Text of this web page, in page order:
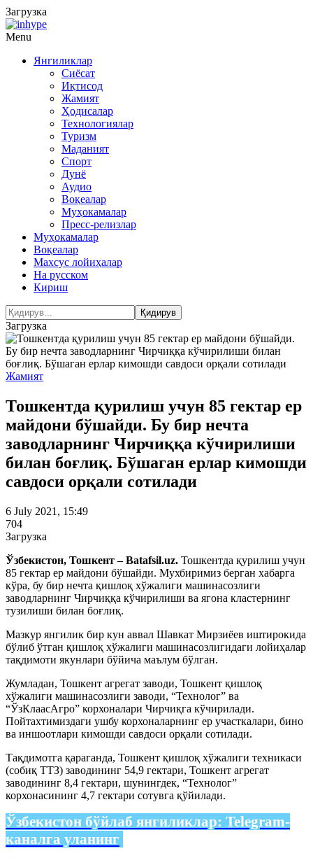
Загрузка
Menu
Янгиликлар
Сиёсат
Иқтисод
Жамият
Ҳодисалар
Технологиялар
Туризм
Маданият
Спорт
Дунё
Аудио
Воқеалар
Муҳокамалар
Пресс-релизлар
Муҳокамалар
Воқеалар
Махсус лойиҳалар
На русском
Кириш
Загрузка
Жамият
Тошкентда қурилиш учун 85 гектар ер
майдони бўшайди. Бу бир нечта
заводларнинг Чирчиққа кўчирилиши
билан боғлиқ. Бўшаган ерлар кимошди
савдоси орқали сотилади
6 July 2021, 15:49
704
Загрузка
Ўзбекистон, Тошкент – Batafsil.uz. Тошкентда қурилиш учун
85 гектар ер майдони бўшайди. Мухбиримиз берган хабарга
кўра, бу бир нечта қишлоқ хўжалиги машинасозлиги
заводларнинг Чирчиққа кўчирилиши ва ягона кластернинг
тузилиши билан боғлиқ.
Мазкур янгилик бир кун аввал Шавкат Мирзиёев иштирокида
бўлиб ўтган қишлоқ хўжалиги машинасозлигидаги лойиҳалар
тақдимоти якунлари бўйича маълум бўлган.
Жумладан, Тошкент агрегат заводи, Тошкент қишлоқ
хўжалиги машинасозлиги заводи, “Технолог” ва
“ЎзКлаасАгро” корхоналари Чирчиқга кўчирилади.
Пойтахтимиздаги ушбу корхоналарнинг ер участкалари, бино
ва иншоотлари кимошди савдоси орқали сотилади.
Тақдимотга қараганда, Тошкент қишлоқ хўжалиги техникаси
(собиқ ТТЗ) заводининг 54,9 гектари, Тошкент агрегат
заводининг 8,4 гектари, шунингдек, “Технолог”
корхонасининг 4,7 гектари сотувга қўйилади.
Ўзбекистон бўйлаб янгиликлар: Telegram-
каналга уланинг